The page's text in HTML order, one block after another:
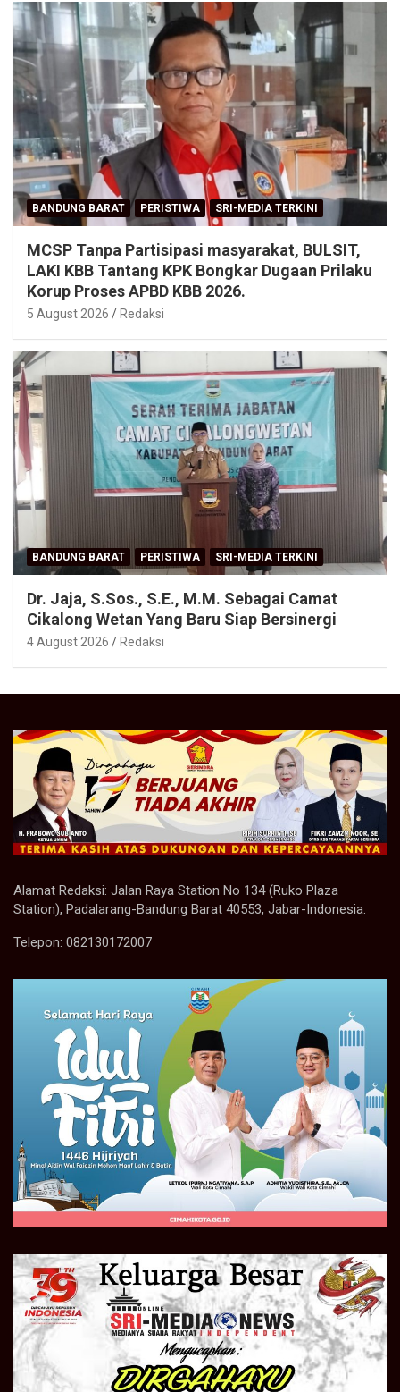
BANDUNG BARAT PERISTIWA SRI-MEDIA TERKINI
MCSP Tanpa Partisipasi masyarakat, BULSIT,
LAKI KBB Tantang KPK Bongkar Dugaan Prilaku
Korup Proses APBD KBB 2026.
5 August 2026 Redaksi
BANDUNG BARAT PERISTIWA SRI-MEDIA TERKINI
Dr. Jaja, S.Sos., S.E., M.M. Sebagai Camat
Cikalong Wetan Yang Baru Siap Bersinergi
4 August 2026 Redaksi
Alamat Redaksi: Jalan Raya Station No 134 (Ruko Plaza
Station), Padalarang-Bandung Barat 40553, Jabar-Indonesia.
Telepon: 082130172007